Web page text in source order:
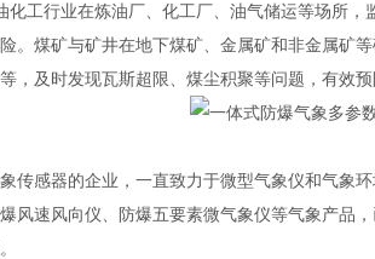
工行业在炼油厂、化工厂、油气储运等场所
。煤矿与矿井在地下煤矿、金属矿和非金属矿
，及时发现瓦斯超限、煤尘积聚等问题，有效预
传感器的企业，一直致力于微型气象仪和气象
风速风向仪、防爆五要素微气象仪等气象产品